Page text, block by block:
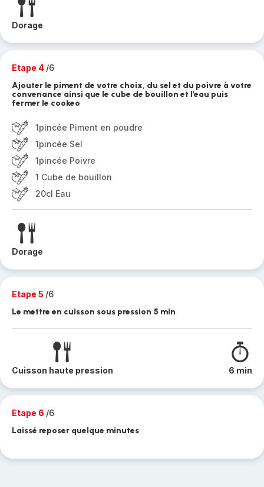
Dorage
Etape 4 /6
Ajouter le piment de votre choix, du sel et du poivre à votre
convenance ainsi que le cube de bouillon et l'eau puis
fermer le cookeo
1pincée Piment en poudre
1pincée Sel
1pincée Poivre
1 Cube de bouillon
20cl Eau
Dorage
Etape 5 /6
Le mettre en cuisson sous pression 5 min
Cuisson haute pression 6 min
Etape 6 /6
Laissé reposer quelque minutes